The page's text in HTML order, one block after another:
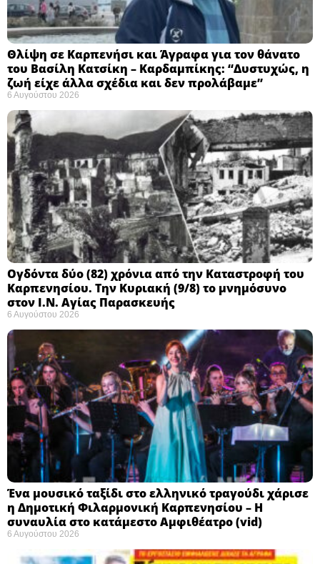
Θλίψη σε Καρπενήσι και Άγραφα για τον θάνατο
του Βασίλη Κατσίκη – Καρδαμπίκης: “Δυστυχώς, η
ζωή είχε άλλα σχέδια και δεν προλάβαμε”
6 Αυγούστου 2026
Ογδόντα δύο (82) χρόνια από την Καταστροφή του
Καρπενησίου. Την Κυριακή (9/8) το μνημόσυνο
στον Ι.Ν. Αγίας Παρασκευής
6 Αυγούστου 2026
Ένα μουσικό ταξίδι στο ελληνικό τραγούδι χάρισε
η Δημοτική Φιλαρμονική Καρπενησίου – Η
συναυλία στο κατάμεστο Αμφιθέατρο (vid)
6 Αυγούστου 2026